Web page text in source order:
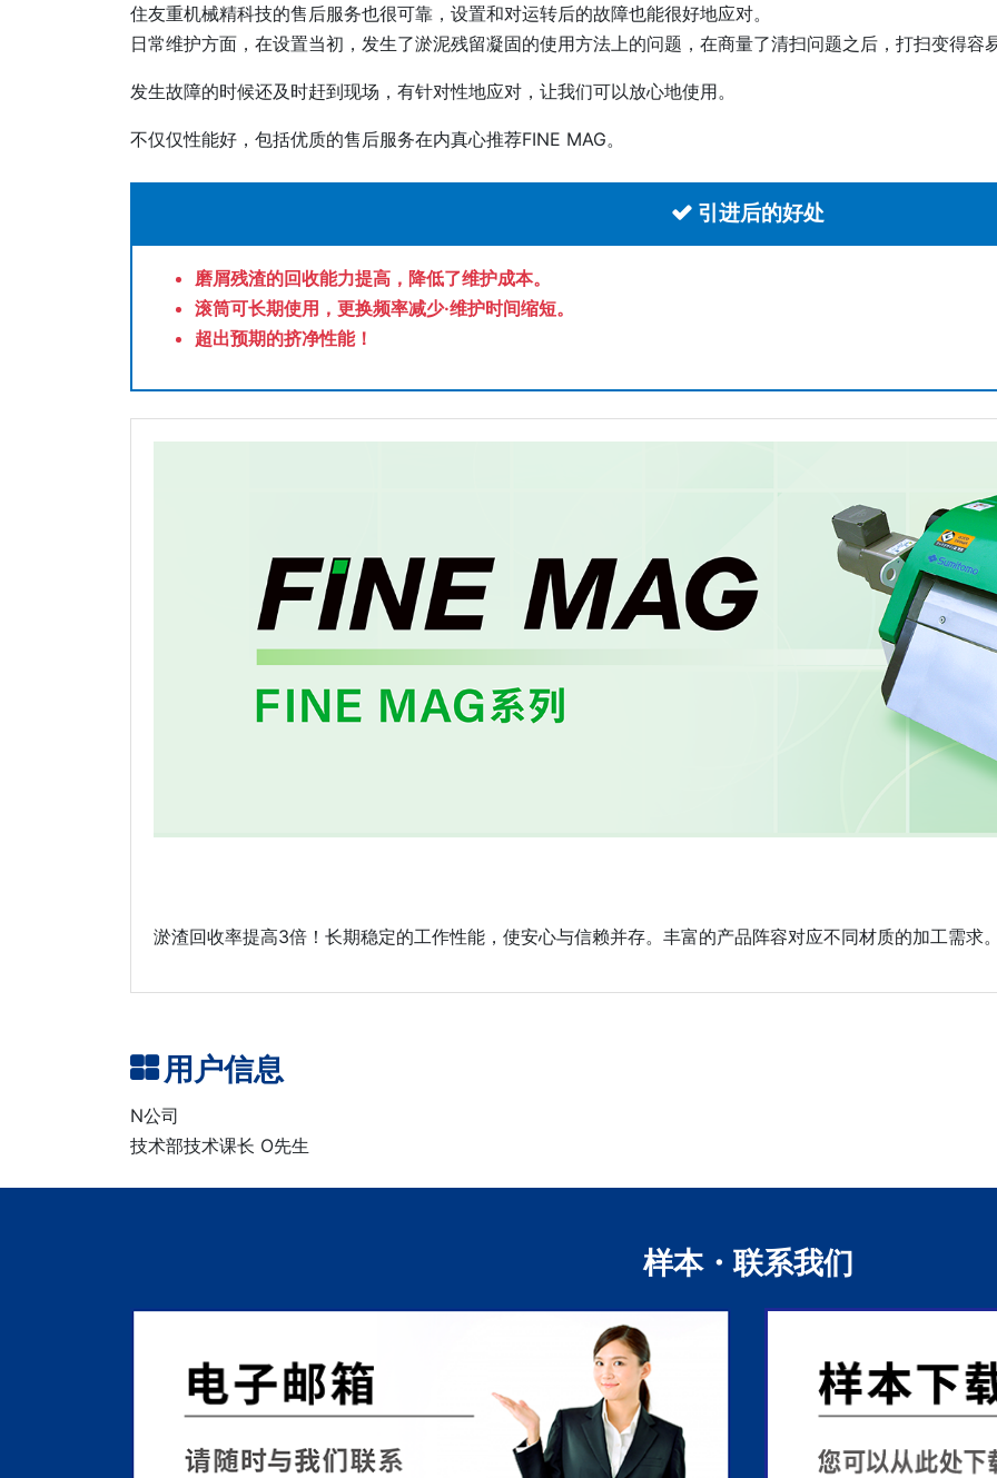
住友重机械精科技的售后服务也很可靠，设置和对运转后的故障也能很好地应对。
日常维护方面，在设置当初，发生了淤泥残留凝固的使用方法上的问题，在商量了清扫问题之后，打扫变得容
发生故障的时候还及时赶到现场，有针对性地应对，让我们可以放心地使用。
不仅仅性能好，包括优质的售后服务在内真心推荐FINE MAG。
引进后的好处
磨屑残渣的回收能力提高，降低了维护成本。
滚筒可长期使用，更换频率减少·维护时间缩短。
超出预期的挤净性能！
淤渣回收率提高3倍！长期稳定的工作性能，使安心与信赖并存。丰富的产品阵容对应不同材质的加工需求
用户信息
N公司
技术部技术课长 O先生
样本・联系我们